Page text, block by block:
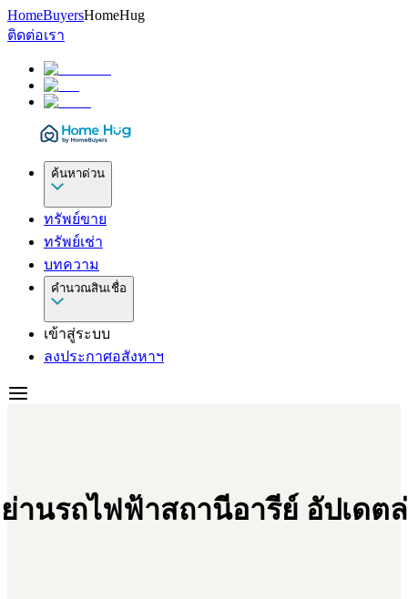
HomeBuyersHomeHug
ติดต่อเรา
ค้นหาด่วน
ทรัพย์ขาย
ทรัพย์เช่า
บทความ
คำนวณสินเชื่อ
เข้าสู่ระบบ
ลงประกาศอสังหาฯ
านรถไฟฟ้าสถานีอารีย์ อัปเดต